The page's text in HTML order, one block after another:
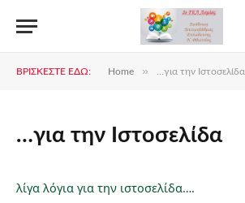
ΒΡΊΣΚΕΣΤΕ ΕΔΏ: Home » …για την Ιστοσελίδα
…για την Ιστοσελίδα
λίγα λόγια για την ιστοσελίδα….